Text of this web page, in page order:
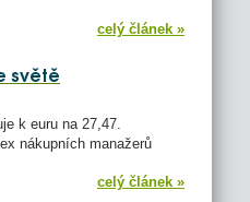
celý článek »
světě
k euru na 27,47.
nákupních manažerů
celý článek »